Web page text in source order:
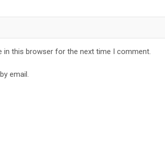
in this browser for the next time I comment.
email.